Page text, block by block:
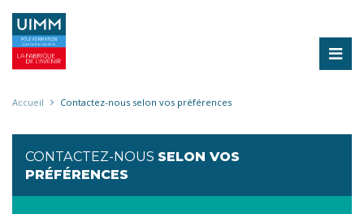
contenu
principal
Fil
Accueil Contactez-nous selon vos préférences
CONTACTEZ-NOUS SELON VOS
PRÉFÉRENCES